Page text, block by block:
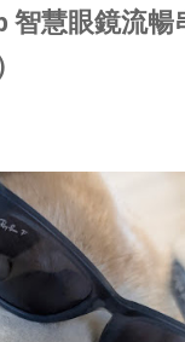
智慧眼鏡流暢